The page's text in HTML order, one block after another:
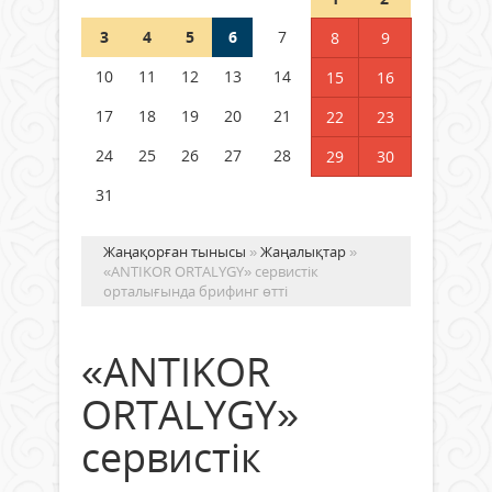
Германия аптап ыстыққа
бастады
04 тамыз 2026 ж.
3
4 5 6 7 8
9
10
11 12 13 14 15
16
17
18 19 20 21 22
23
24
25 26 27 28 29
30
31
Жаңақорған тынысы »Жаңалықтар »
«ANTIKOR ORTALYGY» сервистік
орталығында брифинг өтті
«ANTIKOR
ORTALYGY»
сервистік